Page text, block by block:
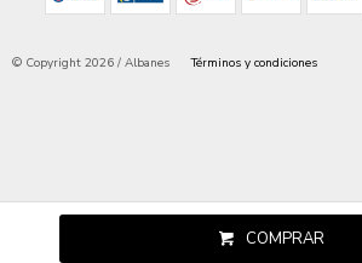
COMPRAR
© Copyright 2026 / Albanes Términos y condiciones